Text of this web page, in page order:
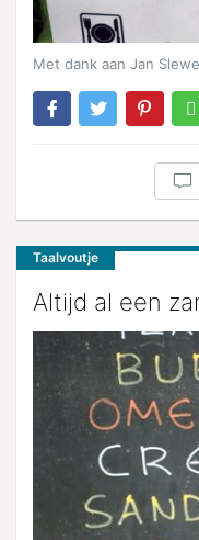
Met dank aan Jan
Taalvoutje
Altijd al een